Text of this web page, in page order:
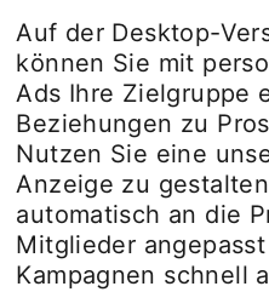
Auf der Desktop-
können Sie mit
Ads Ihre Zielgruppe
Beziehungen zu
Nutzen Sie eine
Anzeige zu
automatisch an die
Mitglieder
Kampagnen schnell